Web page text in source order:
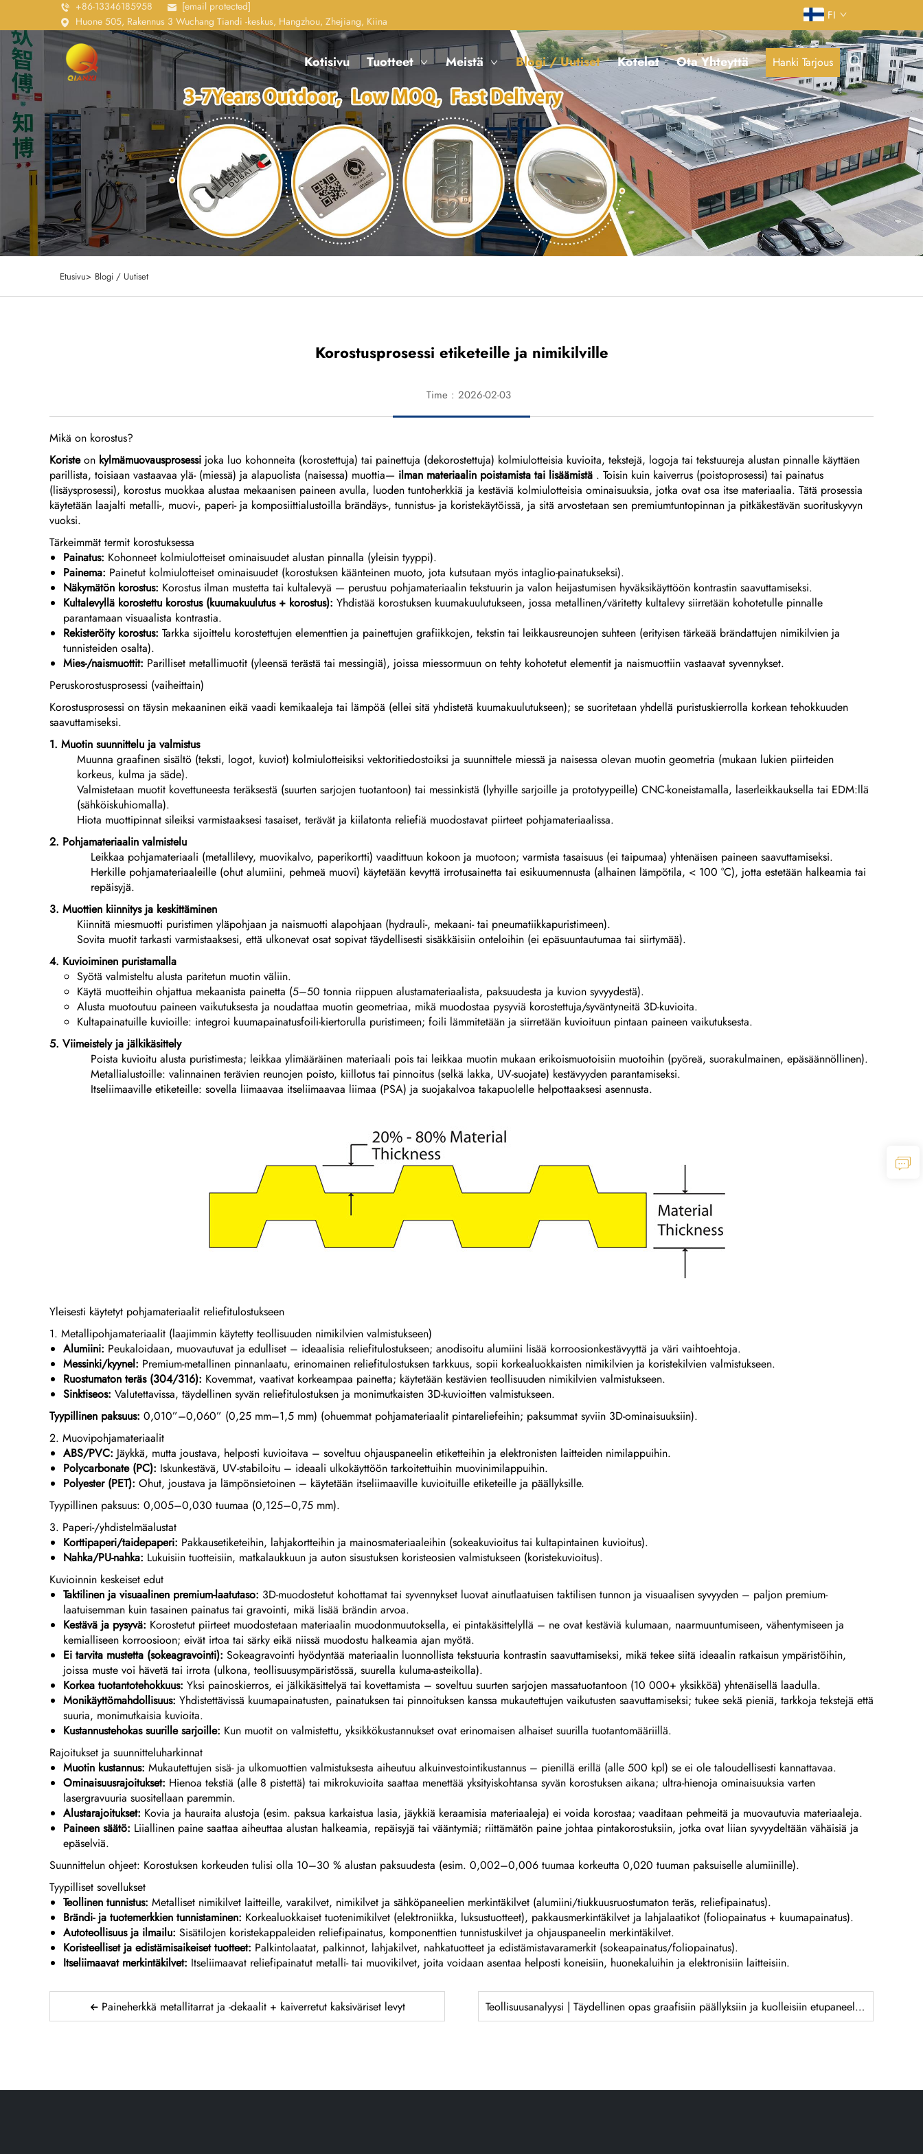
+86-13346185958
[email protected]
Huone 505, Rakennus 3 Wuchang Tiandi -keskus, Hangzhou, Zhejiang, Kiina
FI
Kotisivu Tuotteet Meistä Blogi / Uutiset Kotelot Ota Yhteyttä Hanki Tarjous
Etusivu> Blogi / Uutiset
Korostusprosessi etiketeille ja nimikilville
Time : 2026-02-03
Mikä on korostus?
Koristeon kylmämuovausprosessi joka luo kohonneita (korostettuja) tai painettuja (dekorostettuja) kolmiulotteisia kuvioita, tekstejä, logoja tai tekstuureja alustan pinnalle käyttäen
parillista, toisiaan vastaavaa ylä- (miessä) ja alapuolista (naisessa) muottia— ilman materiaalin poistamista tai lisäämistä . Toisin kuin kaiverrus (poistoprosessi) tai painatus
(lisäysprosessi), korostus muokkaa alustaa mekaanisen paineen avulla, luoden tuntoherkkiä ja kestäviä kolmiulotteisia ominaisuuksia, jotka ovat osa itse materiaalia. Tätä prosessia
käytetään laajalti metalli-, muovi-, paperi- ja komposiittialustoilla brändäys-, tunnistus- ja koristekäytöissä, ja sitä arvostetaan sen premiumtuntopinnan ja pitkäkestävän suorituskyvyn
vuoksi.
Tärkeimmät termit korostuksessa
Painatus: Kohonneet kolmiulotteiset ominaisuudet alustan pinnalla (yleisin tyyppi).
Painema: Painetut kolmiulotteiset ominaisuudet (korostuksen käänteinen muoto, jota kutsutaan myös intaglio-painatukseksi).
Näkymätön korostus: Korostus ilman mustetta tai kultalevyä — perustuu pohjamateriaalin tekstuurin ja valon heijastumisen hyväksikäyttöön kontrastin saavuttamiseksi.
Kultalevyllä korostettu korostus (kuumakuulutus + korostus): Yhdistää korostuksen kuumakuulutukseen, jossa metallinen/väritetty kultalevy siirretään kohotetulle pinnalle
parantamaan visuaalista kontrastia.
Rekisteröity korostus: Tarkka sijoittelu korostettujen elementtien ja painettujen grafiikkojen, tekstin tai leikkausreunojen suhteen (erityisen tärkeää brändattujen nimikilvien ja
tunnisteiden osalta).
Mies-/naismuottit: Parilliset metallimuotit (yleensä terästä tai messingiä), joissa miessormuun on tehty kohotetut elementit ja naismuottiin vastaavat syvennykset.
Peruskorostusprosessi (vaiheittain)
Korostusprosessi on täysin mekaaninen eikä vaadi kemikaaleja tai lämpöä (ellei sitä yhdistetä kuumakuulutukseen); se suoritetaan yhdellä puristuskierrolla korkean tehokkuuden
saavuttamiseksi.
1. Muotin suunnittelu ja valmistus
Muunna graafinen sisältö (teksti, logot, kuviot) kolmiulotteisiksi vektoritiedostoiksi ja suunnittele miessä ja naisessa olevan muotin geometria (mukaan lukien piirteiden
korkeus, kulma ja säde).
Valmistetaan muotit kovettuneesta teräksestä (suurten sarjojen tuotantoon) tai messinkistä (lyhyille sarjoille ja prototyypeille) CNC-koneistamalla, laserleikkauksella tai EDM:llä
(sähköiskuhiomalla).
Hiota muottipinnat sileiksi varmistaaksesi tasaiset, terävät ja kiilatonta reliefiä muodostavat piirteet pohjamateriaalissa.
2. Pohjamateriaalin valmistelu
Leikkaa pohjamateriaali (metallilevy, muovikalvo, paperikortti) vaadittuun kokoon ja muotoon; varmista tasaisuus (ei taipumaa) yhtenäisen paineen saavuttamiseksi.
Herkille pohjamateriaaleille (ohut alumiini, pehmeä muovi) käytetään kevyttä irrotusainetta tai esikuumennusta (alhainen lämpötila, < 100 °C), jotta estetään halkeamia tai
repäisyjä.
3. Muottien kiinnitys ja keskittäminen
Kiinnitä miesmuotti puristimen yläpohjaan ja naismuotti alapohjaan (hydrauli-, mekaani- tai pneumatiikkapuristimeen).
Sovita muotit tarkasti varmistaaksesi, että ulkonevat osat sopivat täydellisesti sisäkkäisiin onteloihin (ei epäsuuntautumaa tai siirtymää).
4. Kuvioiminen puristamalla
Syötä valmisteltu alusta paritetun muotin väliin.
Käytä muotteihin ohjattua mekaanista painetta (5–50 tonnia riippuen alustamateriaalista, paksuudesta ja kuvion syvyydestä).
Alusta muotoutuu paineen vaikutuksesta ja noudattaa muotin geometriaa, mikä muodostaa pysyviä korostettuja/syväntyneitä 3D-kuvioita.
Kultapainatuille kuvioille: integroi kuumapainatusfoili-kiertorulla puristimeen; foili lämmitetään ja siirretään kuvioituun pintaan paineen vaikutuksesta.
5. Viimeistely ja jälkikäsittely
Poista kuvioitu alusta puristimesta; leikkaa ylimääräinen materiaali pois tai leikkaa muotin mukaan erikoismuotoisiin muotoihin (pyöreä, suorakulmainen, epäsäännöllinen).
Metallialustoille: valinnainen terävien reunojen poisto, kiillotus tai pinnoitus (selkä lakka, UV-suojate) kestävyyden parantamiseksi.
Itseliimaaville etiketeille: sovella liimaavaa itseliimaavaa liimaa (PSA) ja suojakalvoa takapuolelle helpottaaksesi asennusta.
Yleisesti käytetyt pohjamateriaalit reliefitulostukseen
1. Metallipohjamateriaalit (laajimmin käytetty teollisuuden nimikilvien valmistukseen)
Alumiini: Peukaloidaan, muovautuvat ja edulliset – ideaalisia reliefitulostukseen; anodisoitu alumiini lisää korroosionkestävyyttä ja väri vaihtoehtoja.
Messinki/kyynel: Premium-metallinen pinnanlaatu, erinomainen reliefitulostuksen tarkkuus, sopii korkealuokkaisten nimikilvien ja koristekilvien valmistukseen.
Ruostumaton teräs (304/316): Kovemmat, vaativat korkeampaa painetta; käytetään kestävien teollisuuden nimikilvien valmistukseen.
Sinktiseos: Valutettavissa, täydellinen syvän reliefitulostuksen ja monimutkaisten 3D-kuvioitten valmistukseen.
Tyypillinen paksuus: 0,010”–0,060” (0,25 mm–1,5 mm) (ohuemmat pohjamateriaalit pintareliefeihin; paksummat syviin 3D-ominaisuuksiin).
2. Muovipohjamateriaalit
ABS/PVC: Jäykkä, mutta joustava, helposti kuvioitava – soveltuu ohjauspaneelin etiketteihin ja elektronisten laitteiden nimilappuihin.
Polycarbonate (PC): Iskunkestävä, UV-stabiloitu – ideaali ulkokäyttöön tarkoitettuihin muovinimilappuihin.
Polyester (PET): Ohut, joustava ja lämpönsietoinen – käytetään itseliimaaville kuvioituille etiketeille ja päällyksille.
Tyypillinen paksuus: 0,005–0,030 tuumaa (0,125–0,75 mm).
3. Paperi-/yhdistelmäalustat
Korttipaperi/taidepaperi: Pakkausetiketeihin, lahjakortteihin ja mainosmateriaaleihin (sokeakuvioitus tai kultapintainen kuvioitus).
Nahka/PU-nahka: Lukuisiin tuotteisiin, matkalaukkuun ja auton sisustuksen koristeosien valmistukseen (koristekuvioitus).
Kuvioinnin keskeiset edut
Taktilinen ja visuaalinen premium-laatutaso: 3D-muodostetut kohottamat tai syvennykset luovat ainutlaatuisen taktilisen tunnon ja visuaalisen syvyyden – paljon premium-
laatuisemman kuin tasainen painatus tai gravointi, mikä lisää brändin arvoa.
Kestävä ja pysyvä: Korostetut piirteet muodostetaan materiaalin muodonmuutoksella, ei pintakäsittelyllä – ne ovat kestäviä kulumaan, naarmuuntumiseen, vähentymiseen ja
kemialliseen korroosioon; eivät irtoa tai särky eikä niissä muodostu halkeamia ajan myötä.
Ei tarvita mustetta (sokeagravointi): Sokeagravointi hyödyntää materiaalin luonnollista tekstuuria kontrastin saavuttamiseksi, mikä tekee siitä ideaalin ratkaisun ympäristöihin,
joissa muste voi hävetä tai irrota (ulkona, teollisuusympäristössä, suurella kuluma-asteikolla).
Korkea tuotantotehokkuus: Yksi painoskierros, ei jälkikäsittelyä tai kovettamista – soveltuu suurten sarjojen massatuotantoon (10 000+ yksikköä) yhtenäisellä laadulla.
Monikäyttömahdollisuus: Yhdistettävissä kuumapainatusten, painatuksen tai pinnoituksen kanssa mukautettujen vaikutusten saavuttamiseksi; tukee sekä pieniä, tarkkoja tekstejä että
suuria, monimutkaisia kuvioita.
Kustannustehokas suurille sarjoille: Kun muotit on valmistettu, yksikkökustannukset ovat erinomaisen alhaiset suurilla tuotantomääriillä.
Rajoitukset ja suunnitteluharkinnat
Muotin kustannus: Mukautettujen sisä- ja ulkomuottien valmistuksesta aiheutuu alkuinvestointikustannus – pienillä erillä (alle 500 kpl) se ei ole taloudellisesti kannattavaa.
Ominaisuusrajoitukset: Hienoa tekstiä (alle 8 pistettä) tai mikrokuvioita saattaa menettää yksityiskohtansa syvän korostuksen aikana; ultra-hienoja ominaisuuksia varten
lasergravuuria suositellaan paremmin.
Alustarajoitukset: Kovia ja hauraita alustoja (esim. paksua karkaistua lasia, jäykkiä keraamisia materiaaleja) ei voida korostaa; vaaditaan pehmeitä ja muovautuvia materiaaleja.
Paineen säätö: Liiallinen paine saattaa aiheuttaa alustan halkeamia, repäisyjä tai vääntymiä; riittämätön paine johtaa pintakorostuksiin, jotka ovat liian syvyydeltään vähäisiä ja
epäselviä.
Suunnittelun ohjeet: Korostuksen korkeuden tulisi olla 10–30 % alustan paksuudesta (esim. 0,002–0,006 tuumaa korkeutta 0,020 tuuman paksuiselle alumiinille).
Tyypilliset sovellukset
Teollinen tunnistus: Metalliset nimikilvet laitteille, varakilvet, nimikilvet ja sähköpaneelien merkintäkilvet (alumiini/tiukkuusruostumaton teräs, reliefipainatus).
Brändi- ja tuotemerkkien tunnistaminen: Korkealuokkaiset tuotenimikilvet (elektroniikka, luksustuotteet), pakkausmerkintäkilvet ja lahjalaatikot (foliopainatus + kuumapainatus).
Autoteollisuus ja ilmailu: Sisätilojen koristekappaleiden reliefipainatus, komponenttien tunnistuskilvet ja ohjauspaneelin merkintäkilvet.
Koristeelliset ja edistämisaikeiset tuotteet: Palkintolaatat, palkinnot, lahjakilvet, nahkatuotteet ja edistämistavaramerkit (sokeapainatus/foliopainatus).
Itseliimaavat merkintäkilvet: Itseliimaavat reliefipainatut metalli- tai muovikilvet, joita voidaan asentaa helposti koneisiin, huonekaluihin ja elektronisiin laitteisiin.
Paineherkkä metallitarrat ja -dekaalit + kaiverretut kaksiväriset levyt Teollisuusanalyysi | Täydellinen opas graafisiin päällyksiin ja kuolleisiin etupaneeliin: prosessit, erot ja sovellukset